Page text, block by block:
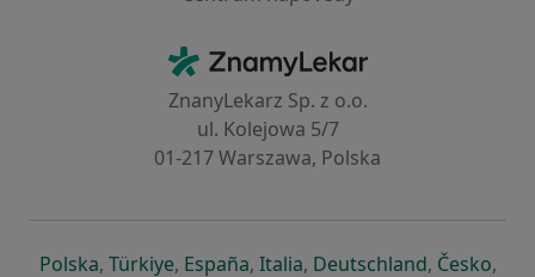
ZnamyLekar - Hlavní stránka
ZnanyLekarz Sp. z o.o.
ul. Kolejowa 5/7
01-217 Warszawa, Polska
Polskase otevře v nové záložce
, Türkiyese otevře v nové záložce
, Españase otevře v nové záložce
, Italiase otevře v nové záložce
, Deutschlandse otevře v
, Českose
,